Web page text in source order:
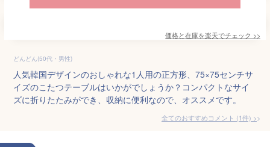
価格と在庫を楽天でチェック >>
どんどん(50代・男性)
人気韓国デザインのおしゃれな1人用の正方形、75×75センチサ
イズのこたつテーブルはいかがでしょうか？コンパクトなサイ
ズに折りたたみができ、収納に便利なので、オススメです。
全てのおすすめコメント (1件) >